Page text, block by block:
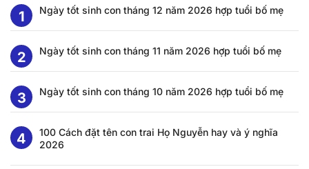
Ngày tốt sinh con tháng 12 năm 2026 hợp tuổi bố mẹ
Ngày tốt sinh con tháng 11 năm 2026 hợp tuổi bố mẹ
Ngày tốt sinh con tháng 10 năm 2026 hợp tuổi bố mẹ
100 Cách đặt tên con trai Họ Nguyễn hay và ý nghĩa
2026